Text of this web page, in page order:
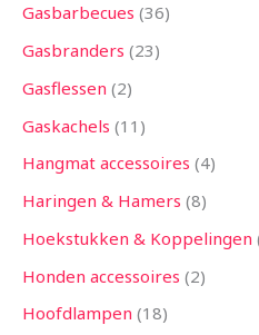
Gasbarbecues 36
Gasbranders 23
Gasflessen 2
Gaskachels 11
Hangmat accessoires 4
Haringen & Hamers 8
Hoekstukken & Koppelingen
Honden accessoires 2
Hoofdlampen 18